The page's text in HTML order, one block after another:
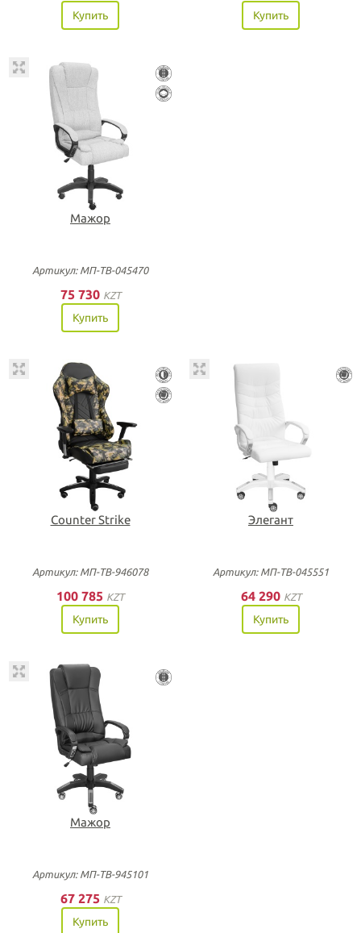
Купить Купить
Мажор
Артикул: МП-ТВ-045470
75 730 KZT
Купить
Counter Strike
Артикул: МП-ТВ-946078
100 785 KZT
Купить
Элегант
Артикул: МП-ТВ-045551
64 290 KZT
Купить
Мажор
Артикул: МП-ТВ-945101
67 275 KZT
Купить